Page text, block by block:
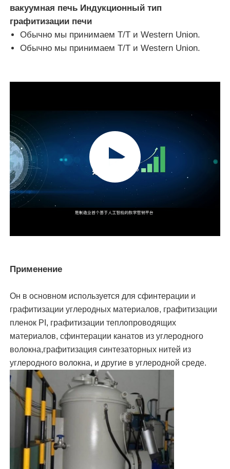
Дом
Продукты
VR - шоу
О нас
Путешествие фабрики
Проверка качества
Свяжитесь мы
Новости
Случаи
Спросите цитату
вакуумная печь Индукционный тип
графитизации печи
Обычно мы принимаем T/T и Western Union.
Обычно мы принимаем T/T и Western Union.
Применение
Он в основном используется для сфинтерации и
графитизации углеродных материалов, графитизации
пленок PI, графитизации теплопроводящих
материалов, сфинтерации канатов из углеродного
волокна,графитизация синтезаторных нитей из
углеродного волокна, и другие в углеродной среде.